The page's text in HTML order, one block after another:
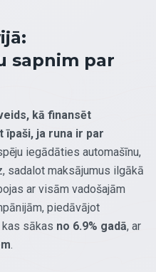
sapnim par
kā finansēt
īpaši, ja runa ir par
iegādāties automašīnu,
sadalot maksājumus ilgākā
ar visām vadošajām
piedāvājot
sākas no 6.9% gadā, ar
.